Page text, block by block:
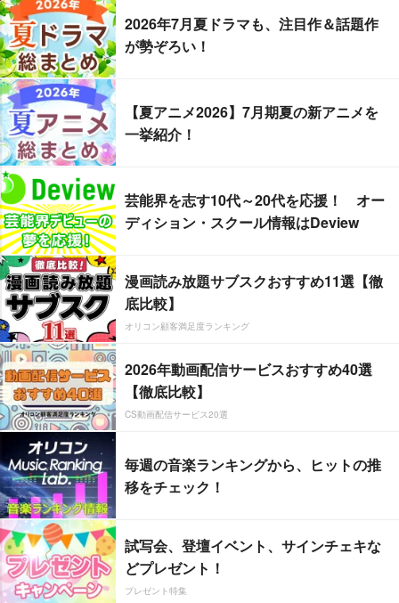
2026年7月夏ドラマも、注目作＆話題作
が勢ぞろい！
【夏アニメ2026】7月期夏の新アニメを
一挙紹介！
芸能界を志す10代～20代を応援！ オー
ディション・スクール情報はDeview
漫画読み放題サブスクおすすめ11選【徹
底比較】
オリコン顧客満足度ランキング
2026年動画配信サービスおすすめ40選
【徹底比較】
CS動画配信サービス20選
毎週の音楽ランキングから、ヒットの推
移をチェック！
試写会、登壇イベント、サインチェキな
どプレゼント！
プレゼント特集